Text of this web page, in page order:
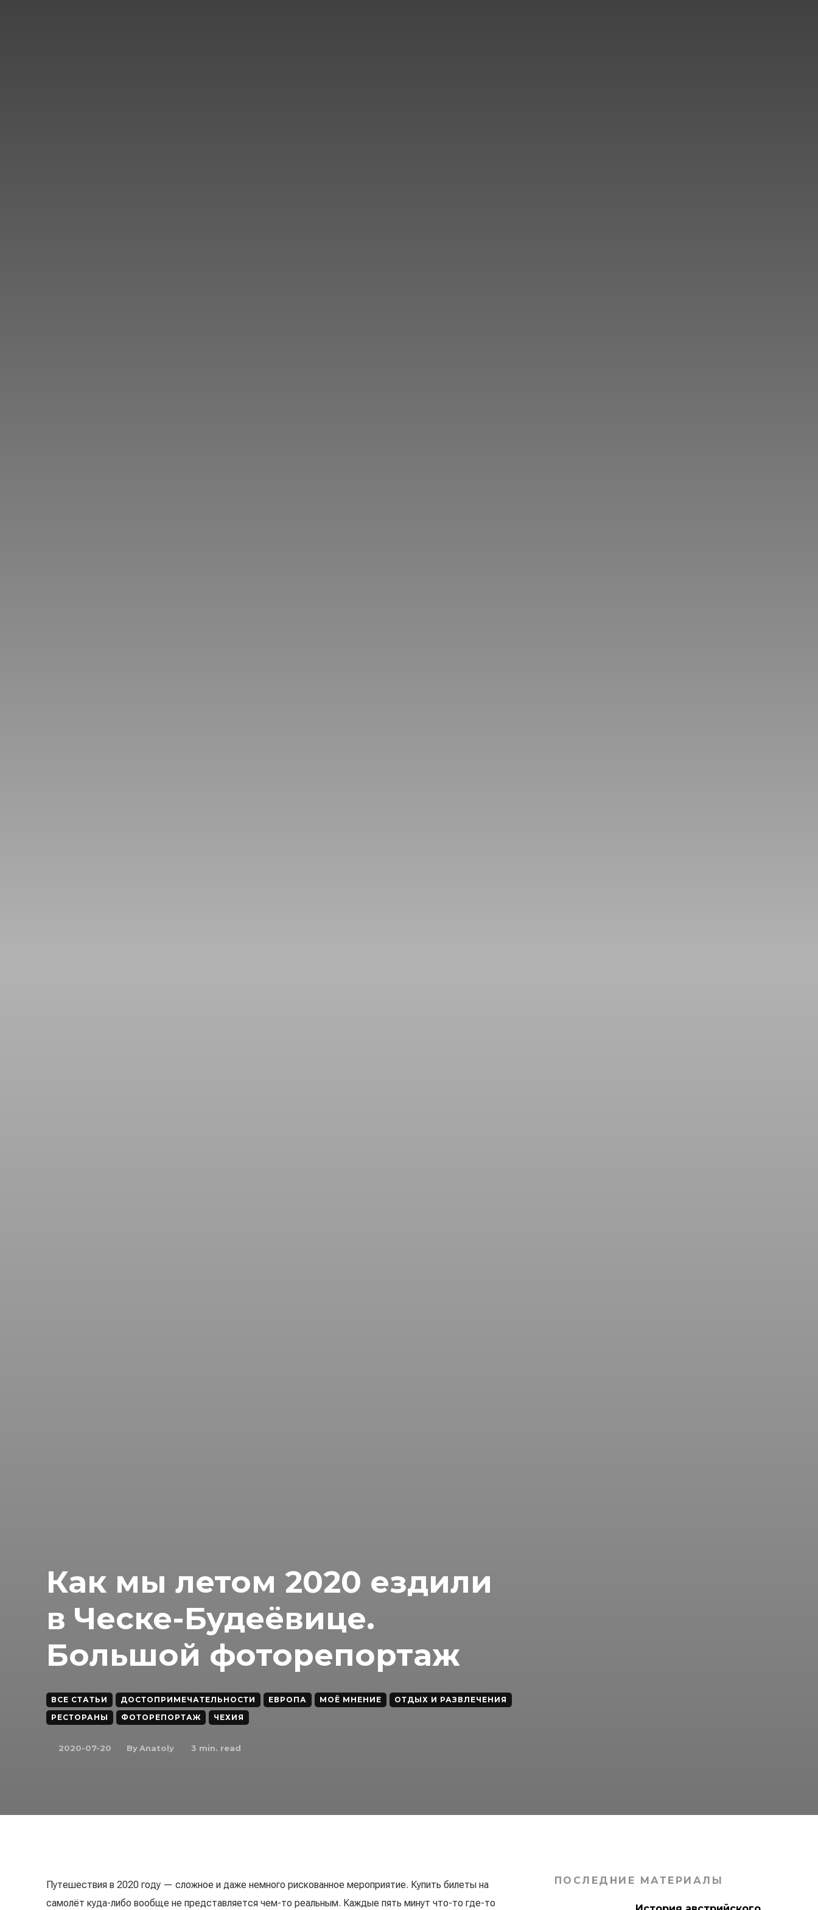
Как мы летом 2020 ездили
в Ческе-Будеёвице.
Большой фоторепортаж
ВСЕ СТАТЬИ ДОСТОПРИМЕЧАТЕЛЬНОСТИ ЕВРОПА МОЁ МНЕНИЕ
ОТДЫХ И РАЗВЛЕЧЕНИЯ
РЕСТОРАНЫ
ФОТОРЕПОРТАЖ ЧЕХИЯ
2020-07-20 ByAnatoly 3 min. read
Путешествия в 2020 году — сложное и даже немного рискованное мероприятие. Купить билеты на
самолёт куда-либо вообще не представляется чем-то реальным. Каждые пять минут что-то где-то
ПОСЛЕДНИЕ МАТЕРИАЛЫ